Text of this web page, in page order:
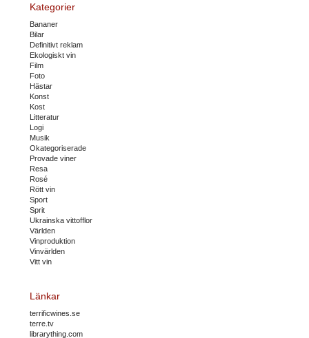
Kategorier
Bananer
Bilar
Definitivt reklam
Ekologiskt vin
Film
Foto
Hästar
Konst
Kost
Litteratur
Logi
Musik
Okategoriserade
Provade viner
Resa
Rosé
Rött vin
Sport
Sprit
Ukrainska vittofflor
Världen
Vinproduktion
Vinvärlden
Vitt vin
Länkar
terrificwines.se
terre.tv
librarything.com